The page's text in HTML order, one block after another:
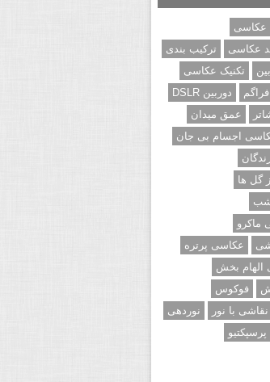
عکاسی
عکاسی
ترکیب بندی
تکنیک عکاسی
دوربین DSLR
عمق میدان
اجسام بی جان
گل ها
شب
ماکرو
عکاسی پرتره
بخش
فوکوس
نقاشی با نور
نوردهی
پرسپکتیو